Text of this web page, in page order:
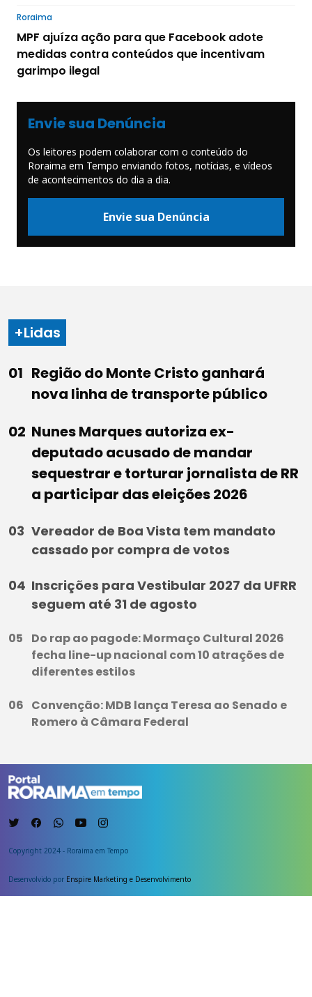
Roraima
MPF ajuíza ação para que Facebook adote
medidas contra conteúdos que incentivam
garimpo ilegal
Envie sua Denúncia
Os leitores podem colaborar com o conteúdo do
Roraima em Tempo enviando fotos, notícias, e vídeos
de acontecimentos do dia a dia.
Envie sua Denúncia
+Lidas
Região do Monte Cristo ganhará
nova linha de transporte público
Nunes Marques autoriza ex-
deputado acusado de mandar
sequestrar e torturar jornalista de RR
a participar das eleições 2026
Vereador de Boa Vista tem mandato
cassado por compra de votos
Inscrições para Vestibular 2027 da UFRR
seguem até 31 de agosto
Do rap ao pagode: Mormaço Cultural 2026
fecha line-up nacional com 10 atrações de
diferentes estilos
Convenção: MDB lança Teresa ao Senado e
Romero à Câmara Federal
Copyright 2024 - Roraima em Tempo
Desenvolvido por Enspire Marketing e Desenvolvimento